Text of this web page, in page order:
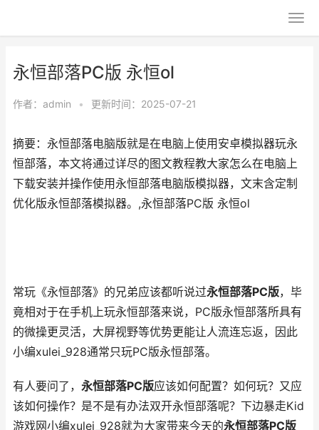
永恒部落PC版 永恒ol
作者： admin • 更新时间：2025-07-21
摘要：永恒部落电脑版就是在电脑上使用安卓模拟器玩永
恒部落，本文将通过详尽的图文教程教大家怎么在电脑上
下载安装并操作使用永恒部落电脑版模拟器，文末含定制
优化版永恒部落模拟器。,永恒部落PC版 永恒ol
常玩《永恒部落》的兄弟应该都听说过永恒部落PC版，毕
竟相对于在手机上玩永恒部落来说，PC版永恒部落所具有
的微操更灵活，大屏视野等优势更能让人流连忘返，因此
小编xulei_928通常只玩PC版永恒部落。
有人要问了， 永恒部落PC版应该如何配置？如何玩？又应
该如何操作？是不是有办法双开永恒部落呢？下边暴走Kid
游戏网小编xulei_928就为大家带来今天的永恒部落PC版